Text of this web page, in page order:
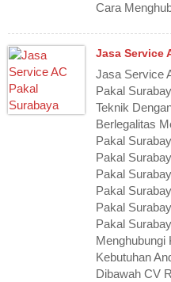
Cara
Jasa Service
Jasa Service
Pakal
Teknik
Berlegalitas
Pakal
Pakal
Pakal
Pakal
Pakal
Pakal
Menghubungi
Kebutuhan
Dibawah CV